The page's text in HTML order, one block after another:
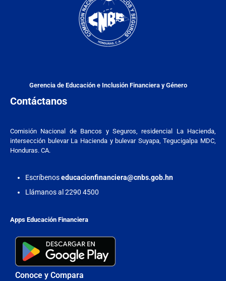
Gerencia de Educación e Inclusión Financiera y Género
Contáctanos
Comisión Nacional de Bancos y Seguros, residencial La Hacienda,
intersección bulevar La Hacienda y bulevar Suyapa, Tegucigalpa MDC,
Honduras. CA.
Escríbenoseducacionfinanciera@cnbs.gob.hn
Llámanos al 2290 4500
Apps Educación Financiera
Conoce y Compara